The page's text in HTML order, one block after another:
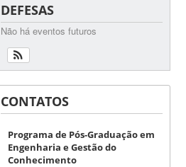
DEFESAS
Não há eventos futuros
CONTATOS
Programa de Pós-Graduação em
Engenharia e Gestão do
Conhecimento